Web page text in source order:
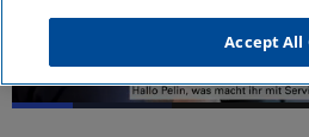
Accept All